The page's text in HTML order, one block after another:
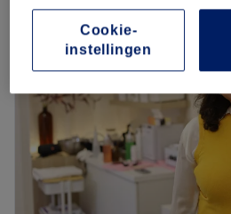
Woensdag
Donderdag
Vrijdag
Zondag
✨ Huidverbetering & diepe
behandeling ✨
Bij Endless Beauty help ik
Cookie-
instellingen